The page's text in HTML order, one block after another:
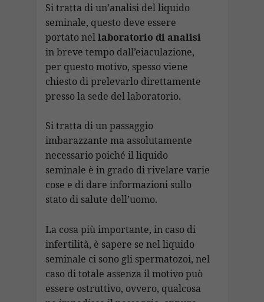
Si tratta di un’analisi del liquido
seminale, questo deve essere
portato nellaboratorio di analisi
in breve tempo dall’eiaculazione,
per questo motivo, spesso viene
chiesto di prelevarlo direttamente
presso la sede del laboratorio.
Si tratta di un passaggio
imbarazzante ma assolutamente
necessario poiché il liquido
seminale è in grado di rivelare varie
cose e di dare informazioni sullo
stato di salute dell’uomo.
La cosa più importante, in caso di
infertilità, è sapere se nel liquido
seminale ci sono gli spermatozoi, nel
caso di totale assenza il motivo può
essere ostruttivo, ovvero, qualcosa